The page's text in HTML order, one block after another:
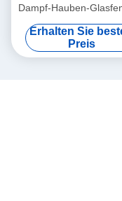
Dampf-Hauben-
elektrisches
Glas
Erhalten Sie
Preis